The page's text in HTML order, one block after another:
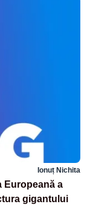
Ionuț Nichita
Europeană a
gigantului